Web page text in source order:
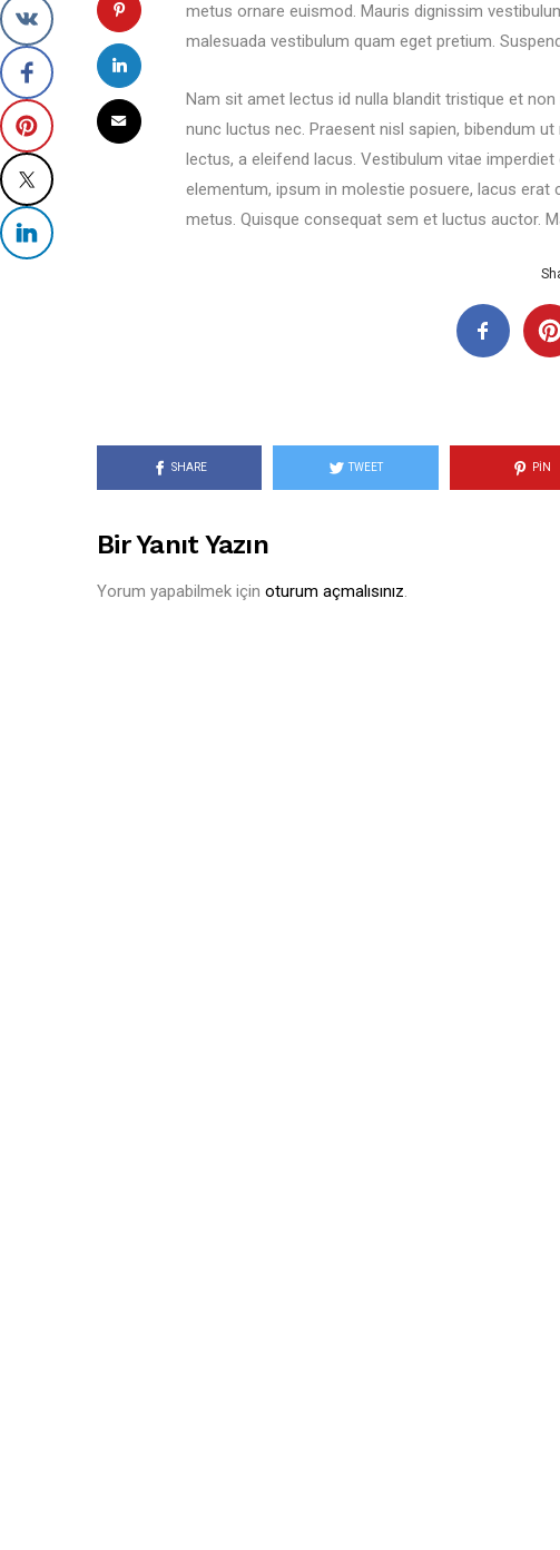
metus ornare euismod. Mauris dignissim
malesuada vestibulum quam eget pretium.
Nam sit amet lectus id nulla blandit tristique et
nunc luctus nec. Praesent nisl sapien, bibendum
lectus, a eleifend lacus. Vestibulum vitae
elementum, ipsum in molestie posuere, lacus
metus. Quisque consequat sem et luctus auctor.
SHARE TWEET PIN
Bir Yanıt Yazın
Yorum yapabilmek için oturum açmalısınız.